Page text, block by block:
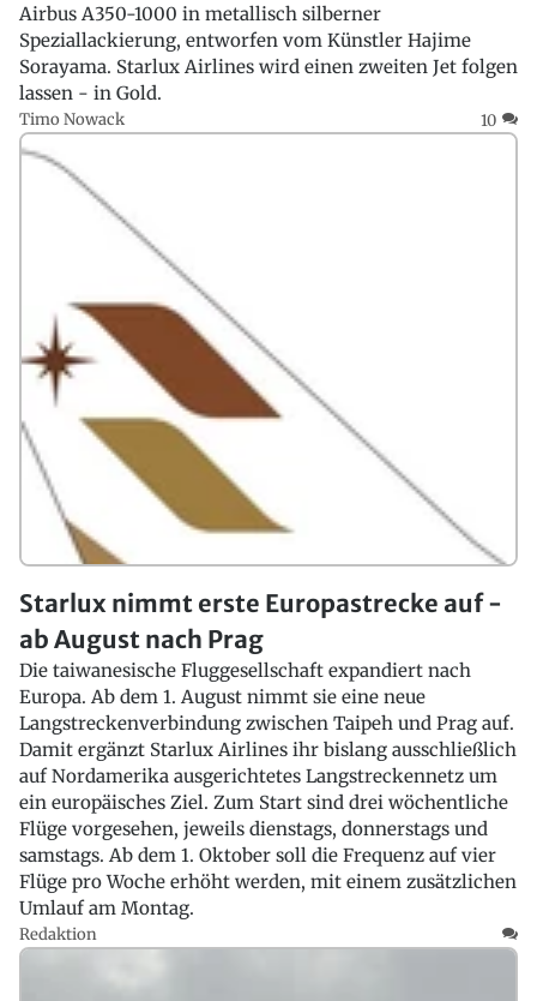
Airbus A350-1000 in metallisch silberner
Speziallackierung, entworfen vom Künstler Hajime
Sorayama. Starlux Airlines wird einen zweiten Jet folgen
lassen - in Gold.
Timo Nowack 10
Starlux nimmt erste Europastrecke auf -
ab August nach Prag
Die taiwanesische Fluggesellschaft expandiert nach
Europa. Ab dem 1. August nimmt sie eine neue
Langstreckenverbindung zwischen Taipeh und Prag auf.
Damit ergänzt Starlux Airlines ihr bislang ausschließlich
auf Nordamerika ausgerichtetes Langstreckennetz um
ein europäisches Ziel. Zum Start sind drei wöchentliche
Flüge vorgesehen, jeweils dienstags, donnerstags und
samstags. Ab dem 1. Oktober soll die Frequenz auf vier
Flüge pro Woche erhöht werden, mit einem zusätzlichen
Umlauf am Montag.
Redaktion